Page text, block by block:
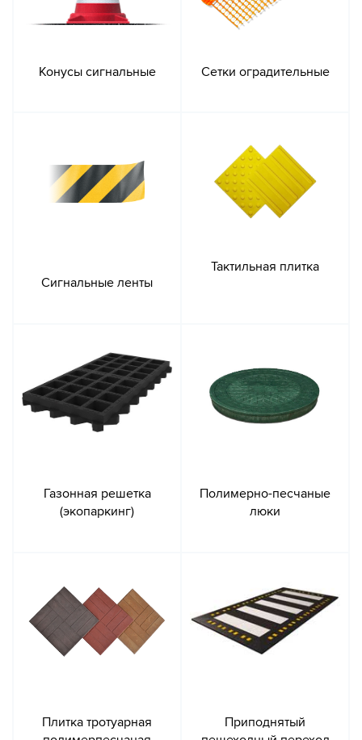
Конусы сигнальные Сетки оградительные
Сигнальные ленты
Тактильная плитка
Газонная решетка
(экопаркинг)
Полимерно-песчаные
люки
Плитка тротуарная
Приподнятый